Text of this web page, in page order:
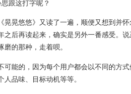
跟这打字呢？
晃悠悠》又读了一遍，顺便又想到并
之后再读起来，确实是另外一番感受。
的那种，走着呗。
能的，因为每个用户都会以不同的方
品味、目标动机等等。